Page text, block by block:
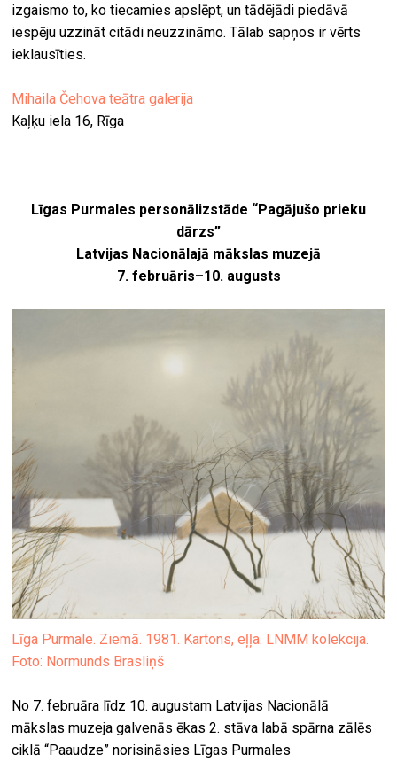
izgaismo to, ko tiecamies apslēpt, un tādējādi piedāvā
iespēju uzzināt citādi neuzzināmo. Tālab sapņos ir vērts
ieklausīties.
Mihaila Čehova teātra galerija
Kaļķu iela 16, Rīga
Līgas Purmales personālizstāde “Pagājušo prieku
dārzs”
Latvijas Nacionālajā mākslas muzejā
7. februāris–10. augusts
Līga Purmale. Ziemā. 1981. Kartons, eļļa. LNMM kolekcija.
Foto: Normunds Brasliņš
No 7. februāra līdz 10. augustam Latvijas Nacionālā
mākslas muzeja galvenās ēkas 2. stāva labā spārna zālēs
ciklā “Paaudze” norisināsies Līgas Purmales